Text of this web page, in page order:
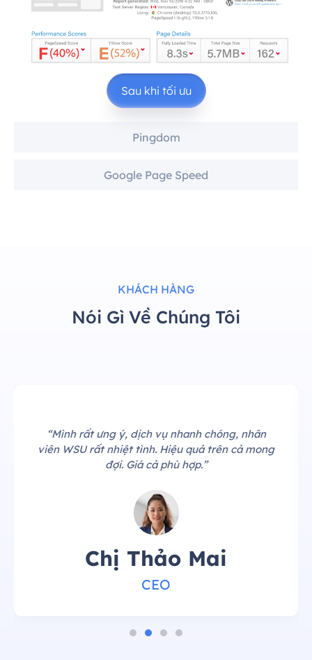
Sau khi tối ưu
Pingdom
Google Page Speed
KHÁCH HÀNG
Nói Gì Về Chúng Tôi
“Mình rất ưng ý, dịch vụ nhanh chóng, nhân
viên WSU rất nhiệt tình. Hiệu quả trên cả mong
đợi. Giá cả phù hợp.”
Chị Thảo Mai
CEO